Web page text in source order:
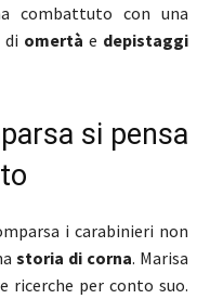
combattuto con una
di omertà e depistaggi
si pensa
i carabinieri non
storia di corna. Marisa
ricerche per conto suo.